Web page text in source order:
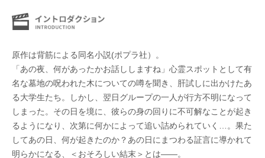
原作は背筋による同名小説(ポプラ社）。
「あの夜、何があったかお話ししますね」心霊スポットとして有
名な墓地の呪われた木についての噂を聞き、肝試しに出かけたあ
る大学生たち。しかし、翌日グループの一人が行方不明になって
しまった。その日を境に、彼らの身の回りに不可解なことが起き
るようになり、次第に何かによって追い詰められていく…。果た
してあの日、何が起きたのか？あの日にまつわる証言に導かれて
明らかになる、＜おそろしい結末＞とは――。